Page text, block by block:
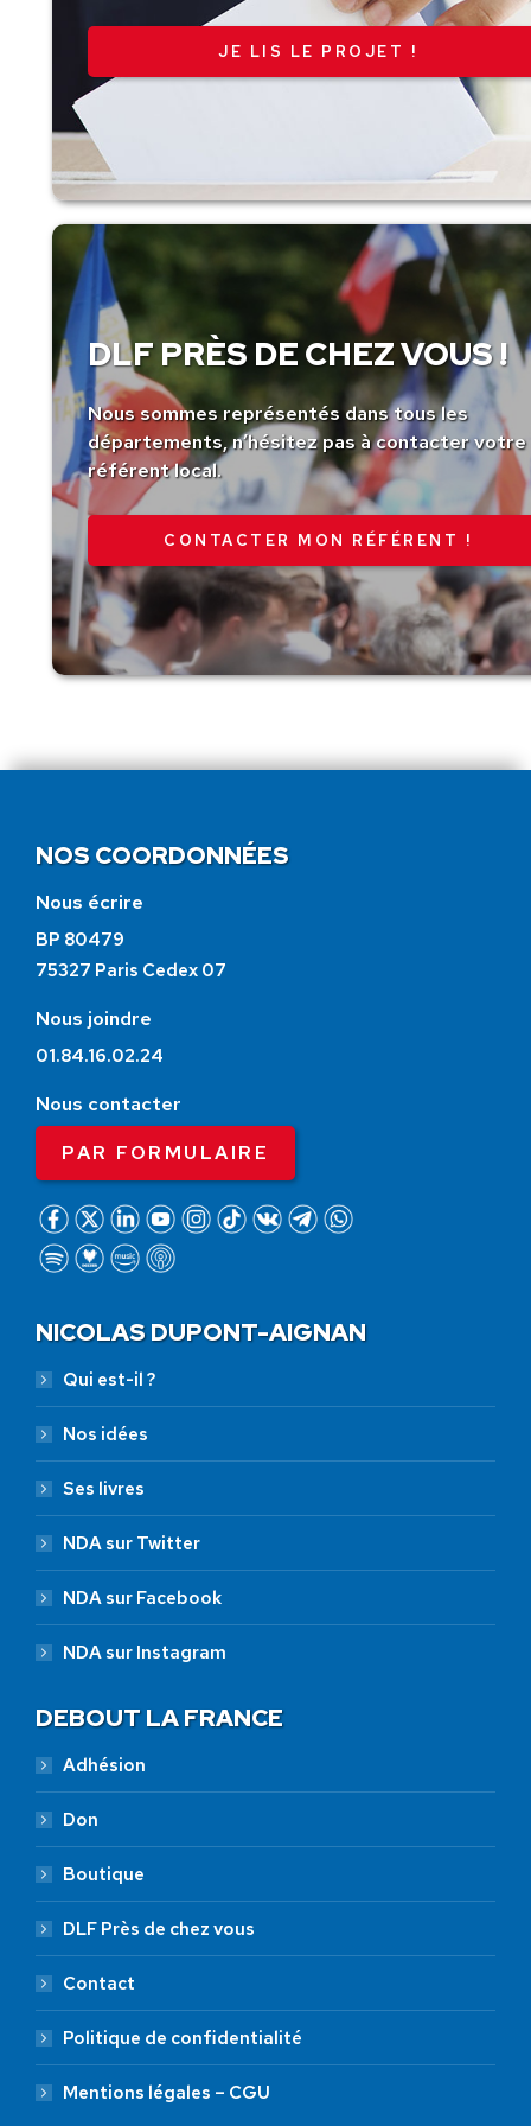
JE LIS LE PROJET !
DLF PRÈS DE CHEZ VOUS !
Nous sommes représentés dans tous les
départements, n’hésitez pas à contacter votre
référent local.
CONTACTER MON RÉFÉRENT !
NOS COORDONNÉES
Nous écrire
BP 80479
75327 Paris Cedex 07
Nous joindre
01.84.16.02.24
Nous contacter
PAR FORMULAIRE
NICOLAS DUPONT-AIGNAN
Qui est-il ?
Nos idées
Ses livres
NDA sur Twitter
NDA sur Facebook
NDA sur Instagram
DEBOUT LA FRANCE
Adhésion
Don
Boutique
DLF Près de chez vous
Contact
Politique de confidentialité
Mentions légales – CGU